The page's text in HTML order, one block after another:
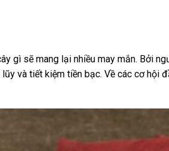
gì sẽ mang lại nhiều may mắn. Bởi
và tiết kiệm tiền bạc. Về các cơ hội